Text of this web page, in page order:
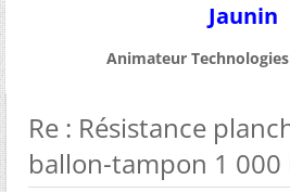
Jaunin
Animateur
Re : Résistance
ballon-tampon 1 000